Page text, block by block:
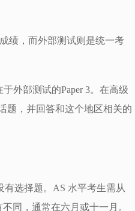
绩，而外部测试则是统一考
外部测试的Paper 3。在高级
题，并回答和这个地区相关的
选择题。AS 水平考生需从
同，通常在六月或十一月。